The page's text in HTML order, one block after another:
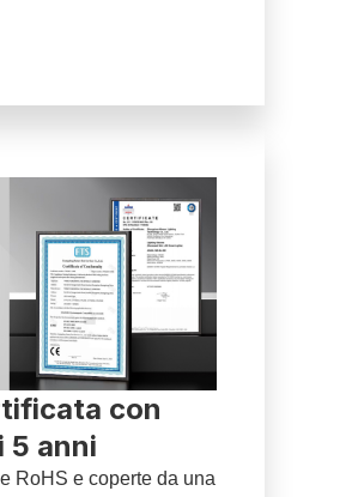
con
5 anni
RoHS e coperte da una